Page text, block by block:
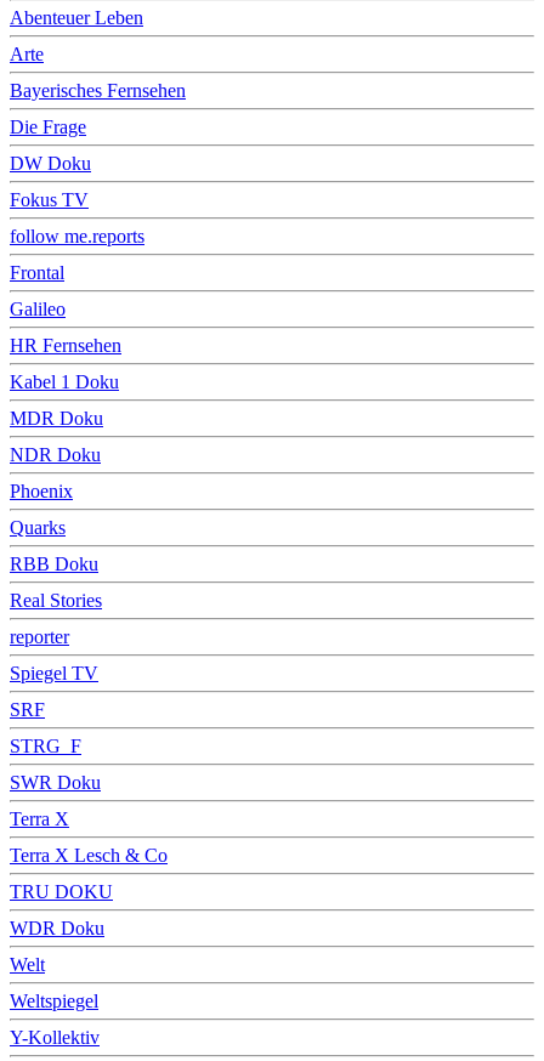
Abenteuer Leben
Arte
Bayerisches Fernsehen
Die Frage
DW Doku
Fokus TV
follow me.reports
Frontal
Galileo
HR Fernsehen
Kabel 1 Doku
MDR Doku
NDR Doku
Phoenix
Quarks
RBB Doku
Real Stories
reporter
Spiegel TV
SRF
STRG_F
SWR Doku
Terra X
Terra X Lesch & Co
TRU DOKU
WDR Doku
Welt
Weltspiegel
Y-Kollektiv